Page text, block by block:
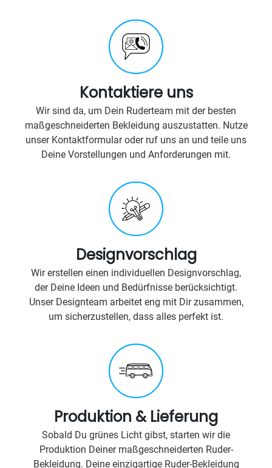
Kontaktiere uns
Wir sind da, um Dein Ruderteam mit der besten
maßgeschneiderten Bekleidung auszustatten. Nutze
unser Kontaktformular oder ruf uns an und teile uns
Deine Vorstellungen und Anforderungen mit.
Designvorschlag
Wir erstellen einen individuellen Designvorschlag,
der Deine Ideen und Bedürfnisse berücksichtigt.
Unser Designteam arbeitet eng mit Dir zusammen,
um sicherzustellen, dass alles perfekt ist.
Produktion & Lieferung
Sobald Du grünes Licht gibst, starten wir die
Produktion Deiner maßgeschneiderten Ruder-
Bekleidung. Deine einzigartige Ruder-Bekleidung